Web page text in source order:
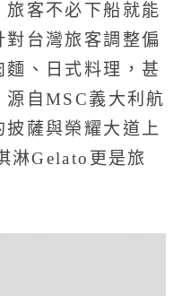
客不必下船就能
台灣旅客調整偏
、日式料理，甚
自MSC義大利航
薩與榮耀大道上
淋Gelato更是旅